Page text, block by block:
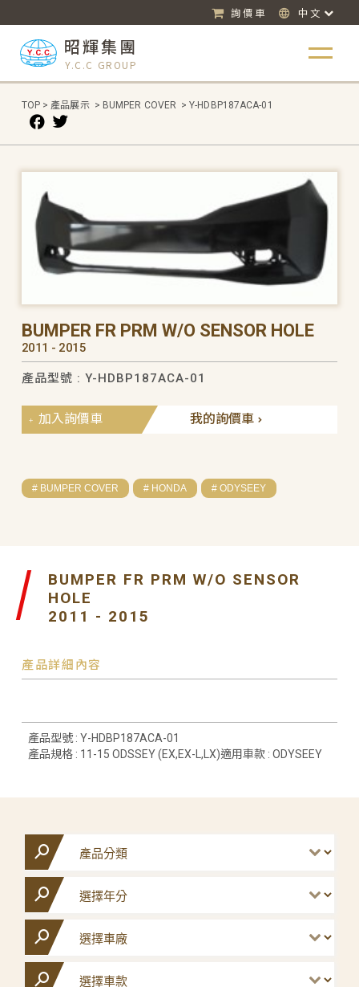
詢價車 中文
昭輝集團
Y.C.C GROUP
TOP > 產品展示 > BUMPER COVER > Y-HDBP187ACA-01
BUMPER FR PRM W/O SENSOR HOLE
2011 - 2015
產品型號 : Y-HDBP187ACA-01
我的詢價車
加入詢價車
# BUMPER COVER # HONDA # ODYSEEY
BUMPER FR PRM W/O SENSOR
HOLE
2011 - 2015
產品詳細內容
產品型號 : Y-HDBP187ACA-01
產品規格 : 11-15 ODSSEY (EX,EX-L,LX)適用車款 : ODYSEEY